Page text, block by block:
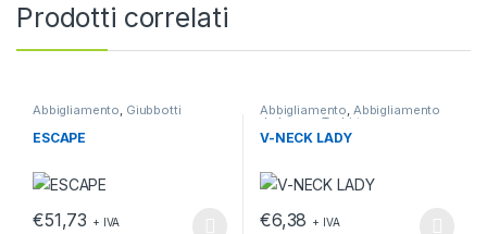
Prodotti correlati
Abbigliamento, Giubbotti
ESCAPE
€51,73 + IVA
Abbigliamento, Abbigliamento
da lavoro ,T-shirt
V-NECK LADY
€6,38 + IVA